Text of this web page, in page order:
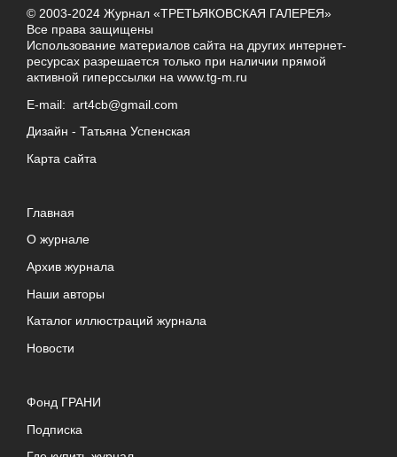
© 2003-2024 Журнал «ТРЕТЬЯКОВСКАЯ ГАЛЕРЕЯ»
Все права защищены
Использование материалов сайта на других интернет-
ресурсах разрешается только при наличии прямой
активной гиперссылки на www.tg-m.ru
E-mail: art4cb@gmail.com
Дизайн - Татьяна Успенская
Карта сайта
Главная
О журнале
Архив журнала
Наши авторы
Каталог иллюстраций журнала
Новости
Фонд ГРАНИ
Подписка